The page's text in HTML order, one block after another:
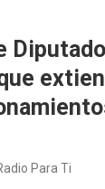
Para Ti